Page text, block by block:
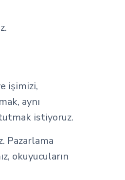
işimizi,
aynı
tutmak istiyoruz.
Pazarlama
okuyucuların